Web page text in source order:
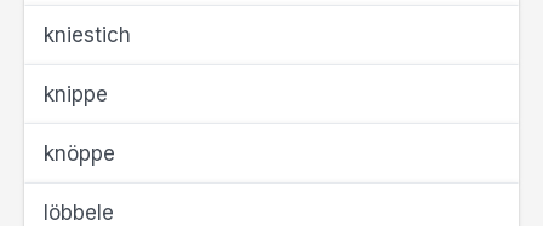
kniestich
knippe
knöppe
löbbele